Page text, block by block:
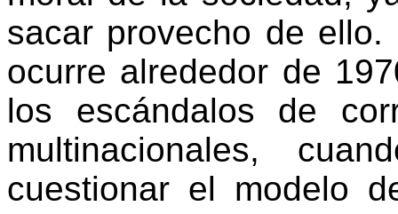
sacar provecho de
ocurre alrededor de
los escándalos de
multinacionales,
cuestionar el modelo